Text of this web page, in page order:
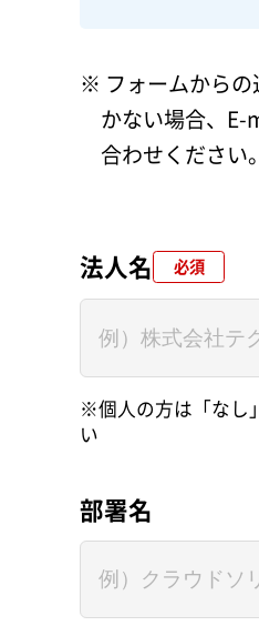
※ フォームからの
かない場合、 E-
合わせください。
法人名 必須
※個人の方は「なし
い
部署名